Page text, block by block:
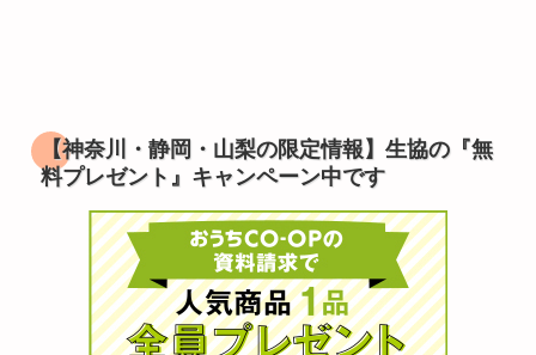
【神奈川・静岡・山梨の限定情報】生協の『無
料プレゼント』キャンペーン中です